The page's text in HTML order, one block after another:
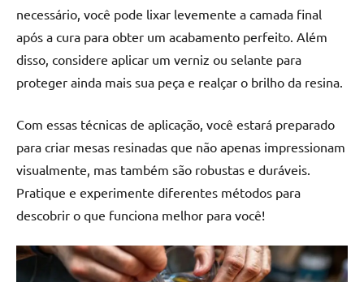
necessário, você pode lixar levemente a camada final
após a cura para obter um acabamento perfeito. Além
disso, considere aplicar um verniz ou selante para
proteger ainda mais sua peça e realçar o brilho da resina.
Com essas técnicas de aplicação, você estará preparado
para criar mesas resinadas que não apenas impressionam
visualmente, mas também são robustas e duráveis.
Pratique e experimente diferentes métodos para
descobrir o que funciona melhor para você!